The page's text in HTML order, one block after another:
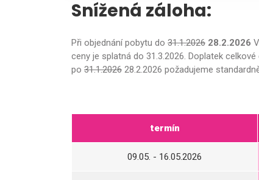
Snížená záloha:
Při objednání pobytu do 31.1.2026 28.2.2026
ceny je splatná do 31.3.2026. Doplatek
po 31.1.2026 28.2.2026 požadujeme
termín
09.05. - 16.05.2026